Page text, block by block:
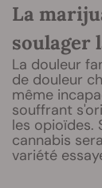
La
soulager
La douleur
de douleur
même
souffrant
les opioïdes.
cannabis
variété